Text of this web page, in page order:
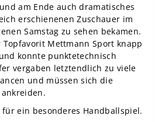
am Ende auch dramatisches
erschienenen Zuschauer im
Samstag zu sehen bekamen.
Topfavorit Mettmann Sport knapp
konnte punktetechnisch
vergaben letztendlich zu viele
und müssen sich die
ein besonderes Handballspiel.